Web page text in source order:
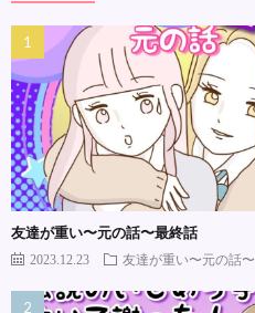
友達が重い〜元の話〜最終話
2023.12.23 友達が重い〜元の話〜